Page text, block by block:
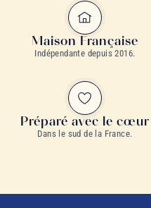
Maison Française
Indépendante depuis 2016.
Préparé avec le cœur
Dans le sud de la France.